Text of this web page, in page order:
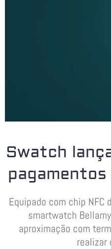
Swatch
Equipado com chip NFC
smartwatch
aproximação com
realizar